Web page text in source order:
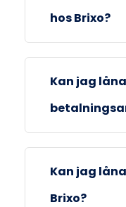
hos Brixo?
till 50 000
Kan jag
Kan jag
Brixo?